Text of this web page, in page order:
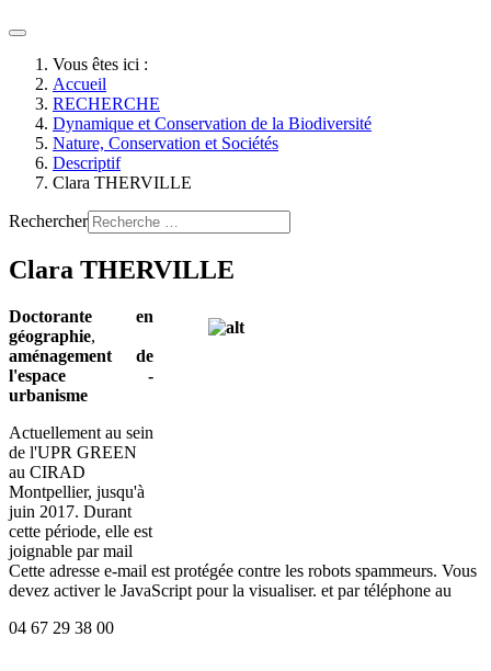
Vous êtes ici :
Accueil
RECHERCHE
Dynamique et Conservation de la Biodiversité
Nature, Conservation et Sociétés
Descriptif
Clara THERVILLE
Rechercher
Clara THERVILLE
Doctorante en
géographie,
aménagement de
l'espace -
urbanisme
Actuellement au sein
de l'UPR GREEN
au CIRAD
Montpellier, jusqu'à
juin 2017. Durant
cette période, elle est
joignable par mail
Cette adresse e-mail est protégée contre les robots spammeurs. Vous
devez activer le JavaScript pour la visualiser. et par téléphone au
04 67 29 38 00